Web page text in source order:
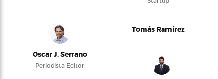
Oscar J. Serrano
Periodista Editor
Tomás Ramírez